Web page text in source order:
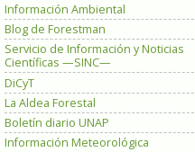
Información Ambiental
Blog de Forestman
Servicio de Información y Noticias
Científicas —SINC—
DiCyT
La Aldea Forestal
Boletín diario UNAP
Información Meteorológica